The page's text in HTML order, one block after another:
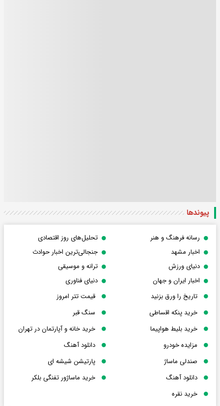
پیوندها
رسانه فرهنگ و هنر
تحلیل‌های روز اقتصادی
اخبار مشهد
جنجالی‌ترین اخبار حوادث
دنیای ورزش
ترانه و موسیقی
اخبار ایران و جهان
دنیای فناوری
تاریخ را ورق بزنید
قیمت تتر امروز
خرید پنکه اقساطی
سنگ قبر
خرید بلیط هواپیما
خرید خانه و آپارتمان در تهران
مزایده خودرو
دانلود آهنگ
صندلی ماساژ
پارتیشن شیشه ای
دانلود آهنگ
خرید ماساژور تفنگی بلکر
خرید نقره